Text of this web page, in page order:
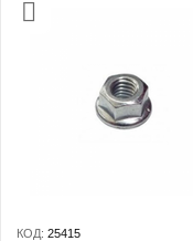
КОД: 25415